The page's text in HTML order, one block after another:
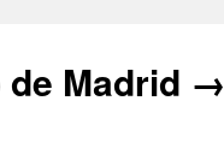
de Madrid →